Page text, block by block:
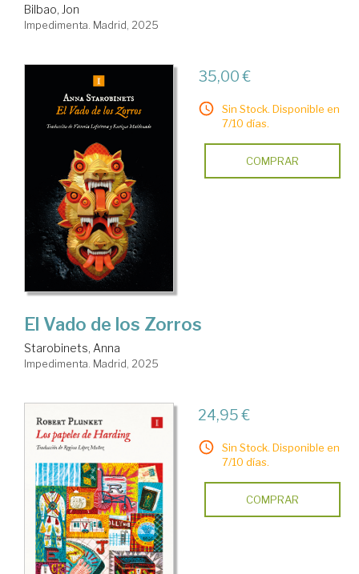
Bilbao, Jon
Impedimenta. Madrid, 2025
35,00 €
Sin Stock. Disponible en
7/10 días.
COMPRAR
El Vado de los Zorros
Starobinets, Anna
Impedimenta. Madrid, 2025
24,95 €
Sin Stock. Disponible en
7/10 días.
COMPRAR